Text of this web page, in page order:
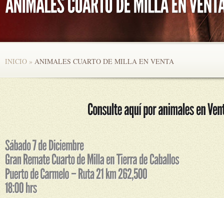
INICIO » ANIMALES CUARTO DE MILLA EN VENTA